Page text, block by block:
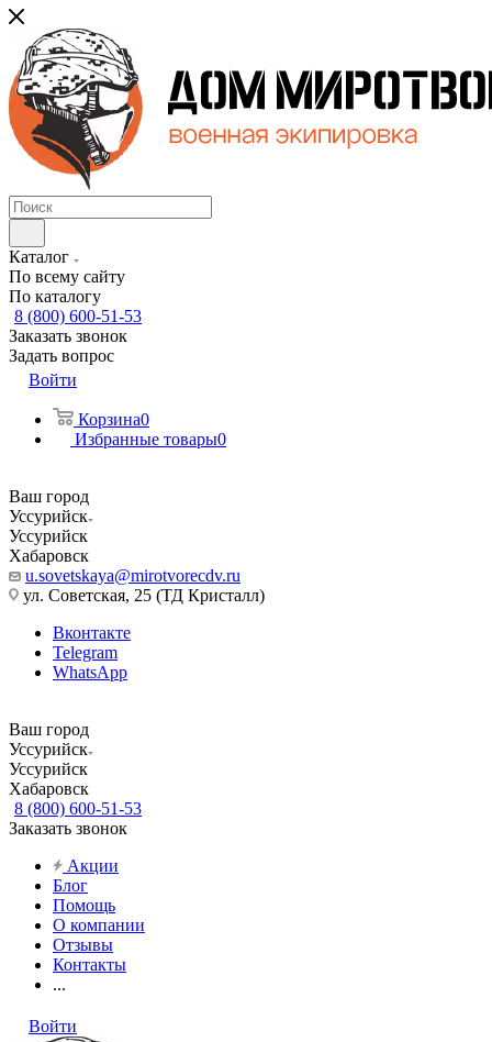
Каталог
По всему сайту
По каталогу
8 (800) 600-51-53
Заказать звонок
Задать вопрос
Войти
Корзина0
Избранные товары0
Ваш город
Уссурийск
Уссурийск
Хабаровск
u.sovetskaya@mirotvorecdv.ru
ул. Советская, 25 (ТД Кристалл)
Вконтакте
Telegram
WhatsApp
Ваш город
Уссурийск
Уссурийск
Хабаровск
8 (800) 600-51-53
Заказать звонок
Акции
Блог
Помощь
О компании
Отзывы
Контакты
...
Войти